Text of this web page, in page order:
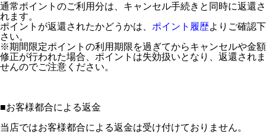
通常ポイントのご利用分は、キャンセル手続きと同時に返還さ
れます。
ポイントが返還されたかどうかは、 ポイント履歴よりご確認下
さい。
※期間限定ポイントの利用期限を過ぎてからキャンセルや金額
修正が行われた場合、ポイントは失効扱いとなり、返還されま
せんのでご注意ください。
■お客様都合による返金
当店ではお客様都合による返金は受け付けておりません。